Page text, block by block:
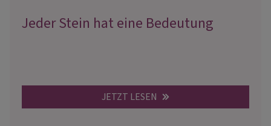
Jeder Stein hat eine Bedeutung
JETZT LESEN